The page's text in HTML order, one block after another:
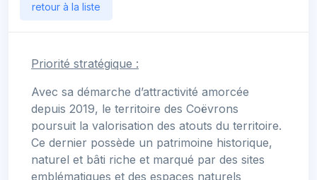
retour à la liste
Priorité stratégique :
Avec sa démarche d’attractivité amorcée
depuis 2019, le territoire des Coëvrons
poursuit la valorisation des atouts du territoire.
Ce dernier possède un patrimoine historique,
naturel et bâti riche et marqué par des sites
emblématiques et des espaces naturels